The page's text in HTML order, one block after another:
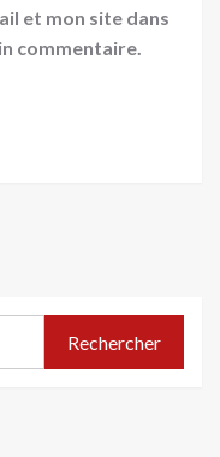
et mon site dans
commentaire.
Rechercher